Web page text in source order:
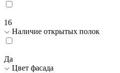
16
Наличие открытых полок
Да
Цвет фасада